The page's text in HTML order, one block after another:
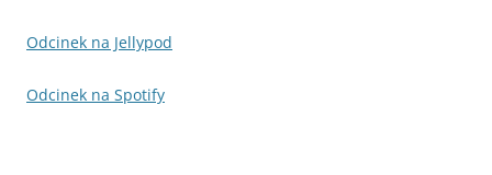
Odcinek na Jellypod
Odcinek na Spotify